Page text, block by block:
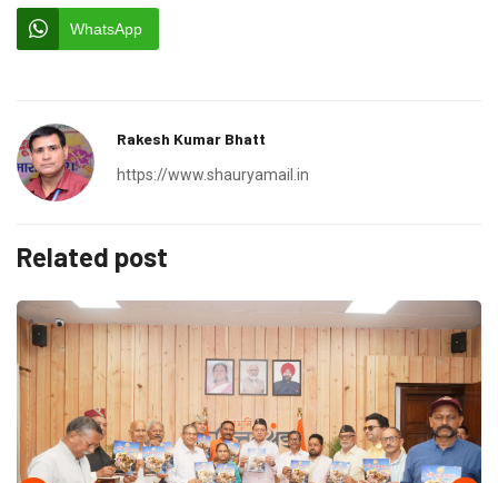
WhatsApp
Rakesh Kumar Bhatt
https://www.shauryamail.in
Related post